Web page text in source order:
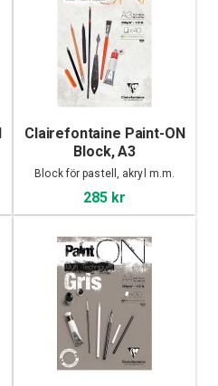
Clairefontaine Paint-ON
Block, A3
Block för pastell, akryl m.m.
285 kr